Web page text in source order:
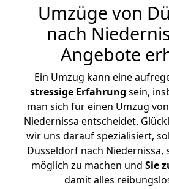
Umzüge von
nach
Angebote
Ein Umzug kann eine
stressige Erfahrung sein,
man sich für einen Umzug
Niedernissa entscheidet.
wir uns darauf spezialisiert,
Düsseldorf nach Niedernissa,
möglich zu machen und Sie
damit alles